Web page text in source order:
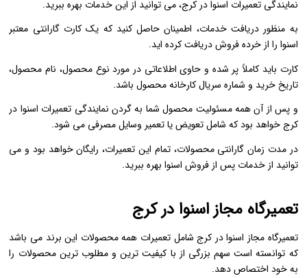
نمایندگی تعمیرات اسنوا در کرج، می توانید از این خدمات بهره ببرید.
به منظور دریافت خدمات، اطمینان حاصل کنید که یک کارت گارانتی معتبر
اسنوا را از خرده فروش دریافت کرده اید.
کارت باید کاملاً پر شده و حاوی اطلاعاتی در مورد نوع محصول، نام محصول،
تاریخ خرید و شماره سریال کارخانه محصول باشد.
و پس از آن همه مسئولیت محصول شما به گردن نمایندگی تعمیرات اسنوا در
کرج خواهد بود که شامل تعویض یا تعمیر وسایل مصرفی می شود.
در مدت زمان گارانتی محصولات، تمام این تعمیرات، رایگان خواهد بود و می
توانید از خدمات پس از فروش اسنوا بهره ببرید.
تعمیرگاه مجاز اسنوا در کرج
تعمیرگاه مجاز اسنوا در کرج شامل تعمیرات همه محصولات این برند می باشد
که توانسته است سهم بزرگی از با کیفیت ترین و مطلوب ترین محصولات را
به خود اختصاص دهد.